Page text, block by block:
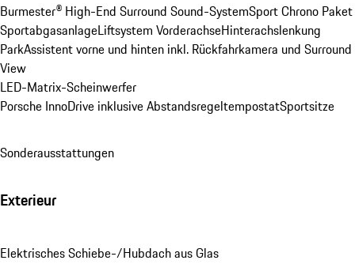
Burmester® High-End Surround Sound-SystemSport Chrono Paket
SportabgasanlageLiftsystem VorderachseHinterachslenkung
ParkAssistent vorne und hinten inkl. Rückfahrkamera und Surround
View
LED-Matrix-Scheinwerfer
Porsche InnoDrive inklusive AbstandsregeltempostatSportsitze
Sonderausstattungen
Exterieur
Elektrisches Schiebe-/Hubdach aus Glas